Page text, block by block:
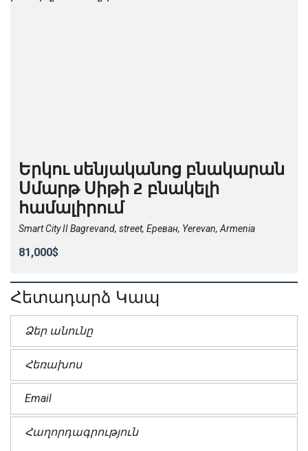
Երկու սենյականոց բնակարան
Սմարթ Սիթի 2 բնակելի
համալիրում
Smart City II Bagrevand, street, Ереван, Yerevan, Armenia
81,000$
Հետադարձ Կապ